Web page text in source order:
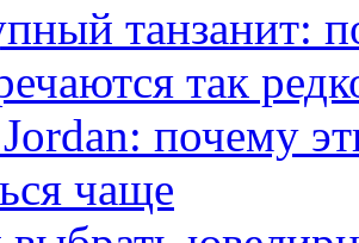
танзанит:
так
почему
чаще